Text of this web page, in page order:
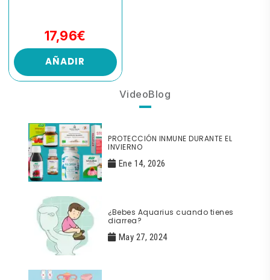
17,96€
AÑADIR
VideoBlog
PROTECCIÓN INMUNE DURANTE EL
INVIERNO
Ene 14, 2026
¿Bebes Aquarius cuando tienes
diarrea?
May 27, 2024